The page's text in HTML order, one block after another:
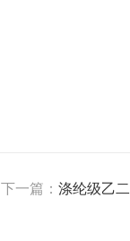
下一篇： 涤纶级乙